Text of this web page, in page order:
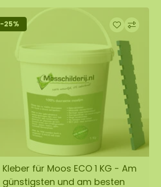
-25%
Kleber für Moos ECO 1 KG - Am
günstigsten und am besten